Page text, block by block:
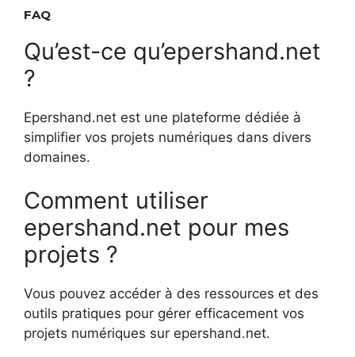
FAQ
Qu’est-ce qu’epershand.net
?
Epershand.net est une plateforme dédiée à
simplifier vos projets numériques dans divers
domaines.
Comment utiliser
epershand.net pour mes
projets ?
Vous pouvez accéder à des ressources et des
outils pratiques pour gérer efficacement vos
projets numériques sur epershand.net.